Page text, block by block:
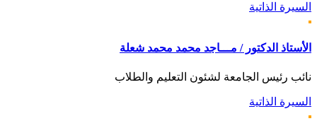
السيرة الذاتية
الأستاذ الدكتور / مـــاجد محمد محمد شعلة
نائب رئيس الجامعة لشئون التعليم والطلاب
السيرة الذاتية